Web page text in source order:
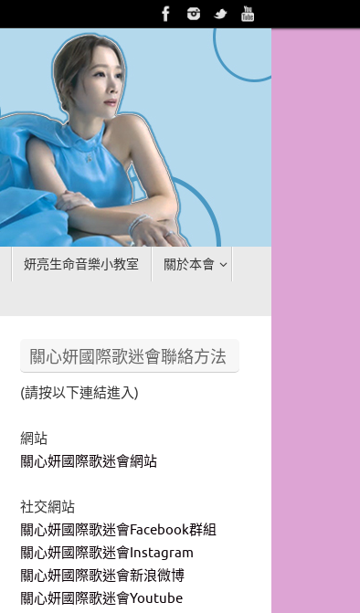
妍亮生命音樂小教室 關於本會
關心妍國際歌迷會聯絡方法
(請按以下連結進入)
網站
關心妍國際歌迷會網站
社交網站
關心妍國際歌迷會Facebook群組
關心妍國際歌迷會Instagram
關心妍國際歌迷會新浪微博
關心妍國際歌迷會Youtube